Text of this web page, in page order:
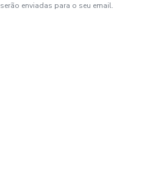
serão enviadas para o seu email.